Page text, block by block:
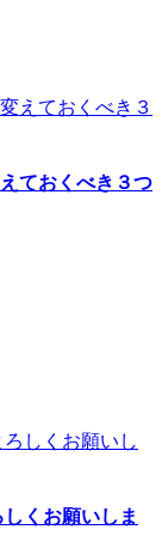
ておくべき３つ
くお願いしま